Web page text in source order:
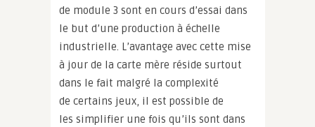
de module 3 sont en cours d’essai dans
le but d’une production à échelle
industrielle. L’avantage avec cette mise
à jour de la carte mère réside surtout
dans le fait malgré la complexité
de certains jeux, il est possible de
les simplifier une fois qu’ils sont dans